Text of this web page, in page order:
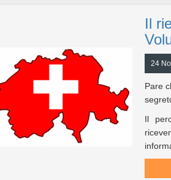
Il
24
Pare
Il